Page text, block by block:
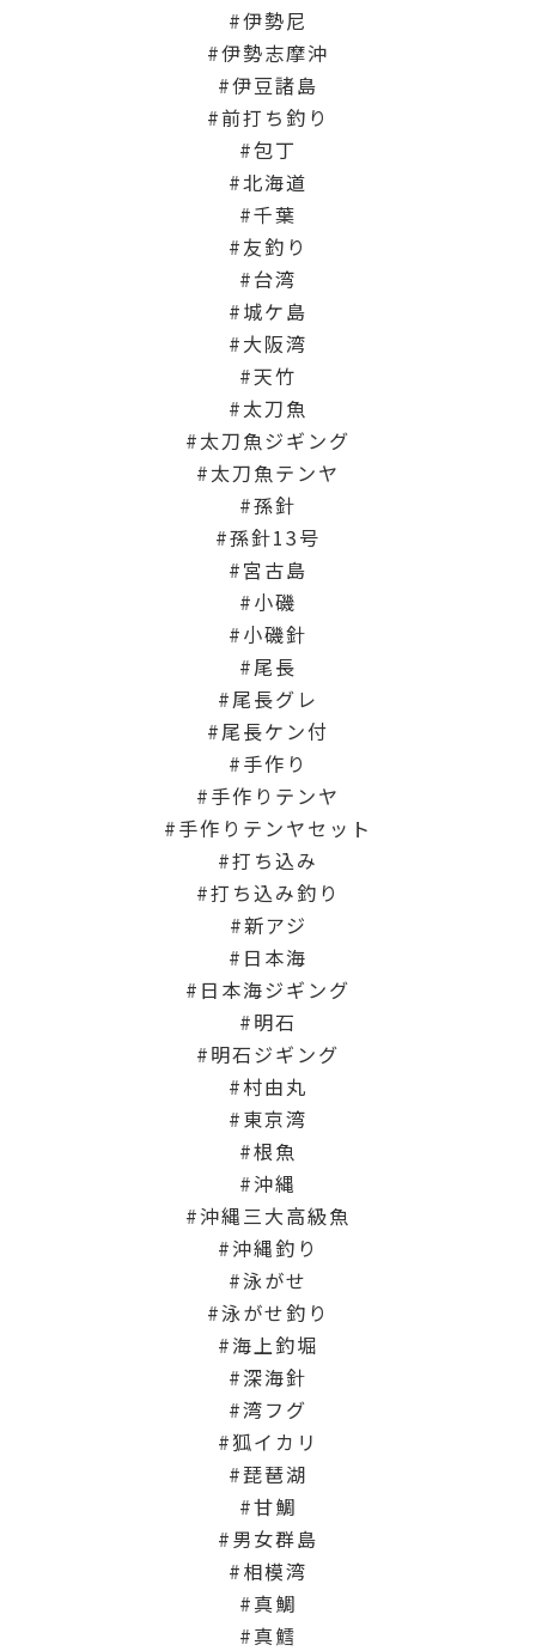
伊勢尼
伊勢志摩沖
伊豆諸島
前打ち釣り
包丁
北海道
千葉
友釣り
台湾
城ケ島
大阪湾
天竹
太刀魚
太刀魚ジギング
太刀魚テンヤ
孫針
孫針13号
宮古島
小磯
小磯針
尾長
尾長グレ
尾長ケン付
手作り
手作りテンヤ
手作りテンヤセット
打ち込み
打ち込み釣り
新アジ
日本海
日本海ジギング
明石
明石ジギング
村由丸
東京湾
根魚
沖縄
沖縄三大高級魚
沖縄釣り
泳がせ
泳がせ釣り
海上釣堀
深海針
湾フグ
狐イカリ
琵琶湖
甘鯛
男女群島
相模湾
真鯛
真鱈